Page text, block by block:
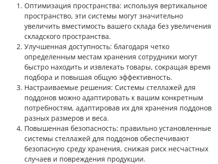
Оптимизация пространства: используя вертикальное
пространство, эти системы могут значительно
увеличить вместимость вашего склада без увеличения
складского пространства.
Улучшенная доступность: благодаря четко
определенным местам хранения сотрудники могут
быстро находить и извлекать товары, сокращая время
подбора и повышая общую эффективность.
Настраиваемые решения: Системы стеллажей для
поддонов можно адаптировать к вашим конкретным
потребностям, адаптировав их для хранения поддонов
разных размеров и веса.
Повышенная безопасность: правильно установленные
системы стеллажей для поддонов обеспечивают
безопасную среду хранения, снижая риск несчастных
случаев и повреждения продукции.